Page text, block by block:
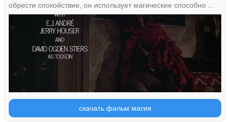
обрести спокойствие, он использует магические способно ...
скачать фильм магия